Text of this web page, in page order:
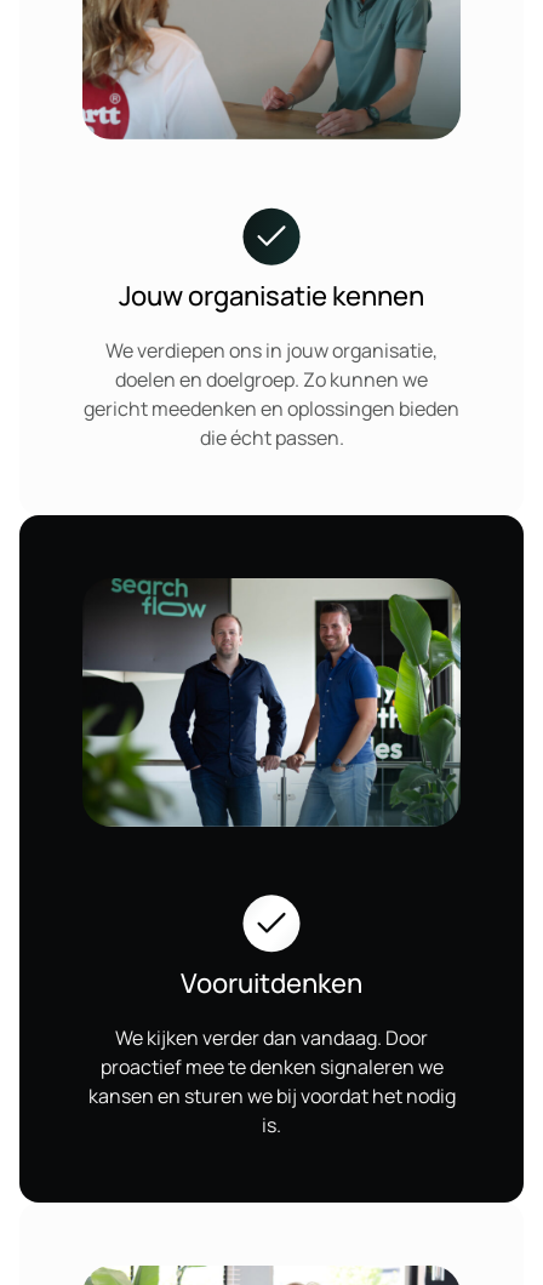
Jouw organisatie kennen
We verdiepen ons in jouw organisatie,
doelen en doelgroep. Zo kunnen we
gericht meedenken en oplossingen bieden
die écht passen.
Vooruitdenken
We kijken verder dan vandaag. Door
proactief mee te denken signaleren we
kansen en sturen we bij voordat het nodig
is.